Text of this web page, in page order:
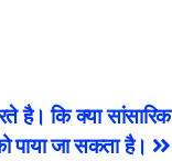
है। कि क्या सांसारिक
पाया जा सकता है।